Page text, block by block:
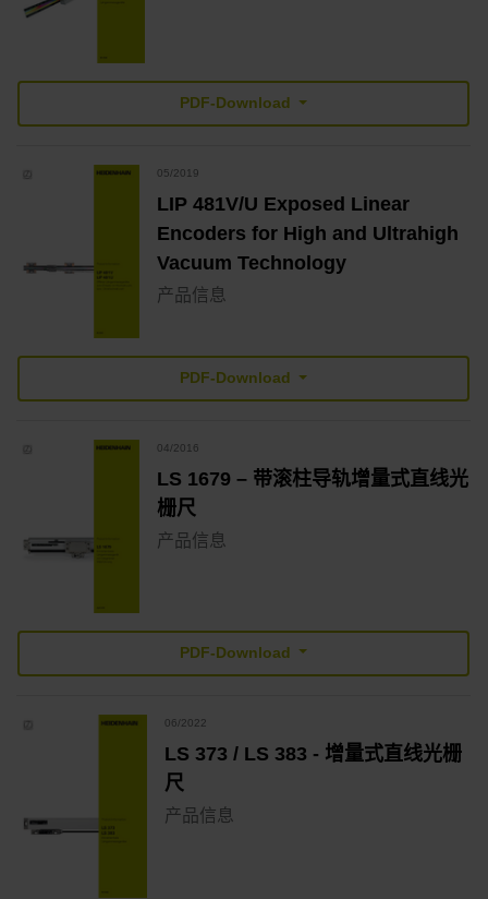
PDF-Download
05/2019
LIP 481V/U Exposed Linear
Encoders for High and Ultrahigh
Vacuum Technology
产品信息
PDF-Download
04/2016
LS 1679 – 带滚柱导轨增量式直线光
栅尺
产品信息
PDF-Download
06/2022
LS 373 / LS 383 - 增量式直线光栅
尺
产品信息